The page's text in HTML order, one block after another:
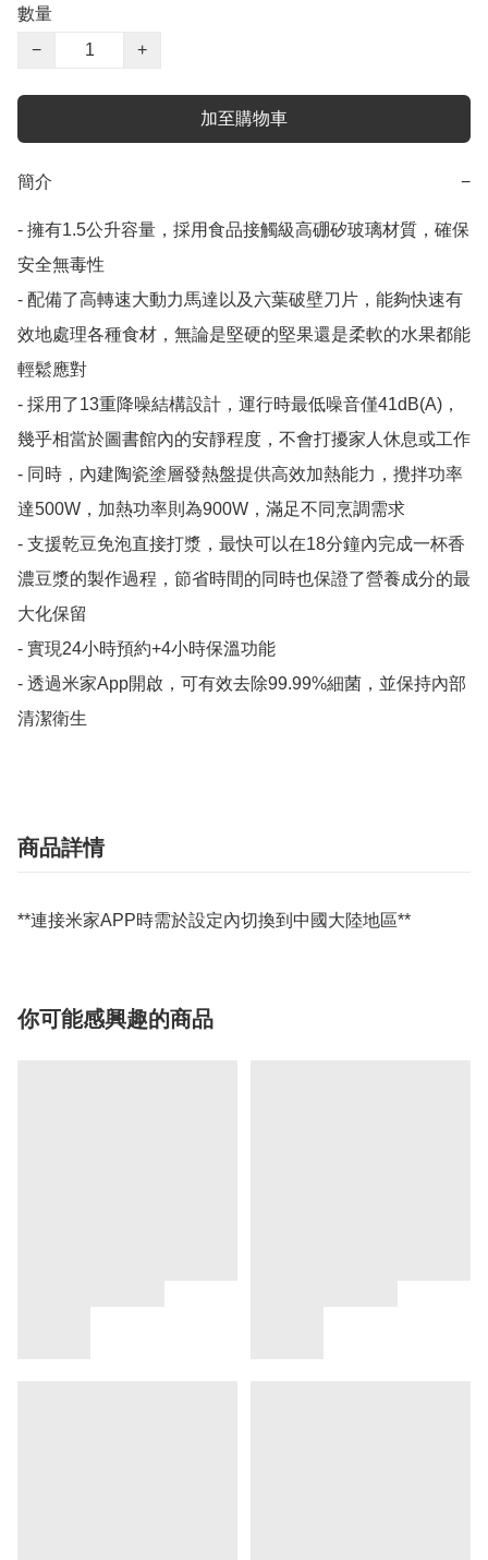
數量
−
+
加至購物車
簡介 −
- 擁有1.5公升容量，採用食品接觸級高硼矽玻璃材質，確保
安全無毒性
- 配備了高轉速大動力馬達以及六葉破壁刀片，能夠快速有
效地處理各種食材，無論是堅硬的堅果還是柔軟的水果都能
輕鬆應對
- 採用了13重降噪結構設計，運行時最低噪音僅41dB(A)，
幾乎相當於圖書館內的安靜程度，不會打擾家人休息或工作
- 同時，內建陶瓷塗層發熱盤提供高效加熱能力，攪拌功率
達500W，加熱功率則為900W，滿足不同烹調需求
- 支援乾豆免泡直接打漿，最快可以在18分鐘內完成一杯香
濃豆漿的製作過程，節省時間的同時也保證了營養成分的最
大化保留
- 實現24小時預約+4小時保溫功能
- 透過米家App開啟，可有效去除99.99%細菌，並保持內部
清潔衛生
商品詳情
**連接米家APP時需於設定內切換到中國大陸地區**
你可能感興趣的商品